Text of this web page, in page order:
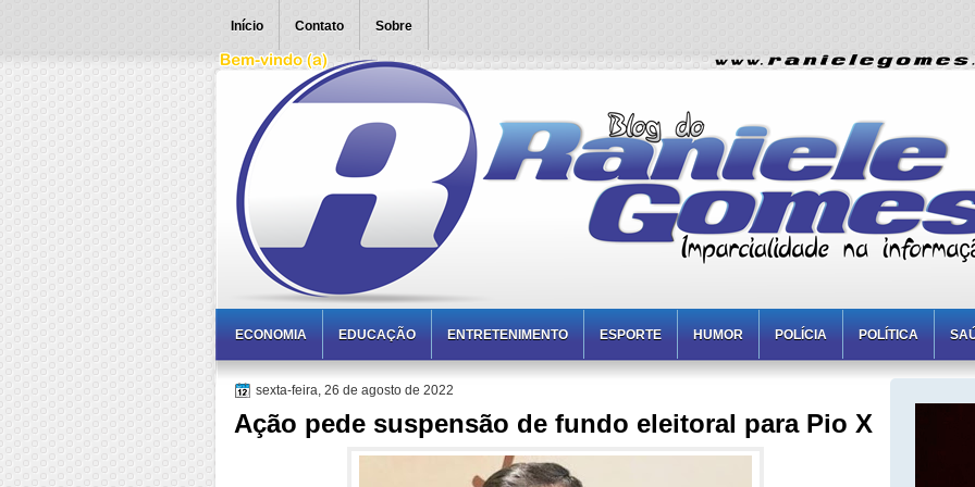
Início Contato Sobre
ECONOMIA EDUCAÇÃO ENTRETENIMENTO ESPORTE HUMOR POLÍCIA POLÍTICA
sexta-feira, 26 de agosto de 2022
Ação pede suspensão de fundo eleitoral para Pio X